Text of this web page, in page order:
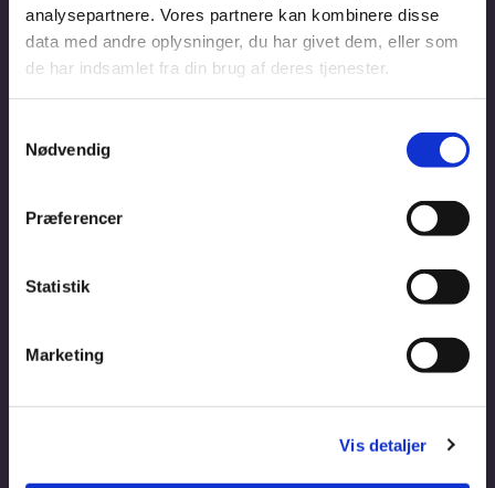
analysepartnere. Vores partnere kan kombinere disse
data med andre oplysninger, du har givet dem, eller som
de har indsamlet fra din brug af deres tjenester.
Nødvendig
Præferencer
Statistik
Marketing
Vis detaljer